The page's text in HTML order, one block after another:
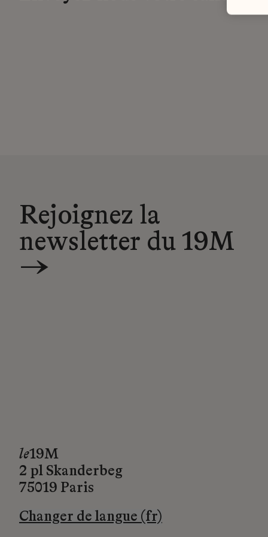
Rejoignez la
newsletter du 19M
→
le19M
2 pl Skanderbeg
75019 Paris
Changer de langue (fr)